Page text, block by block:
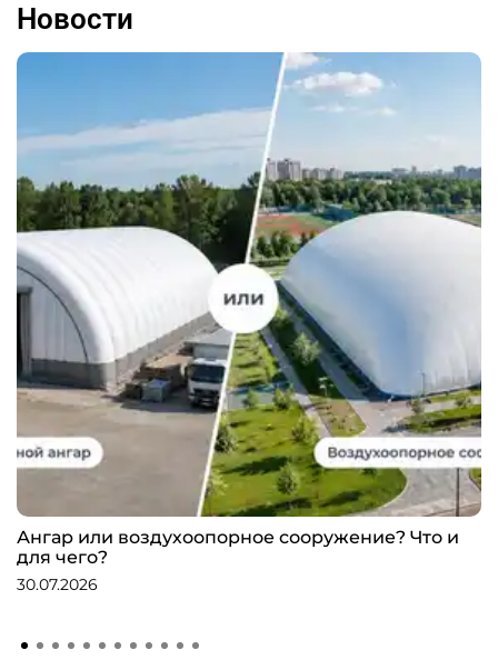
Новости
Ангар или воздухоопорное сооружение? Что и
для чего?
30.07.2026